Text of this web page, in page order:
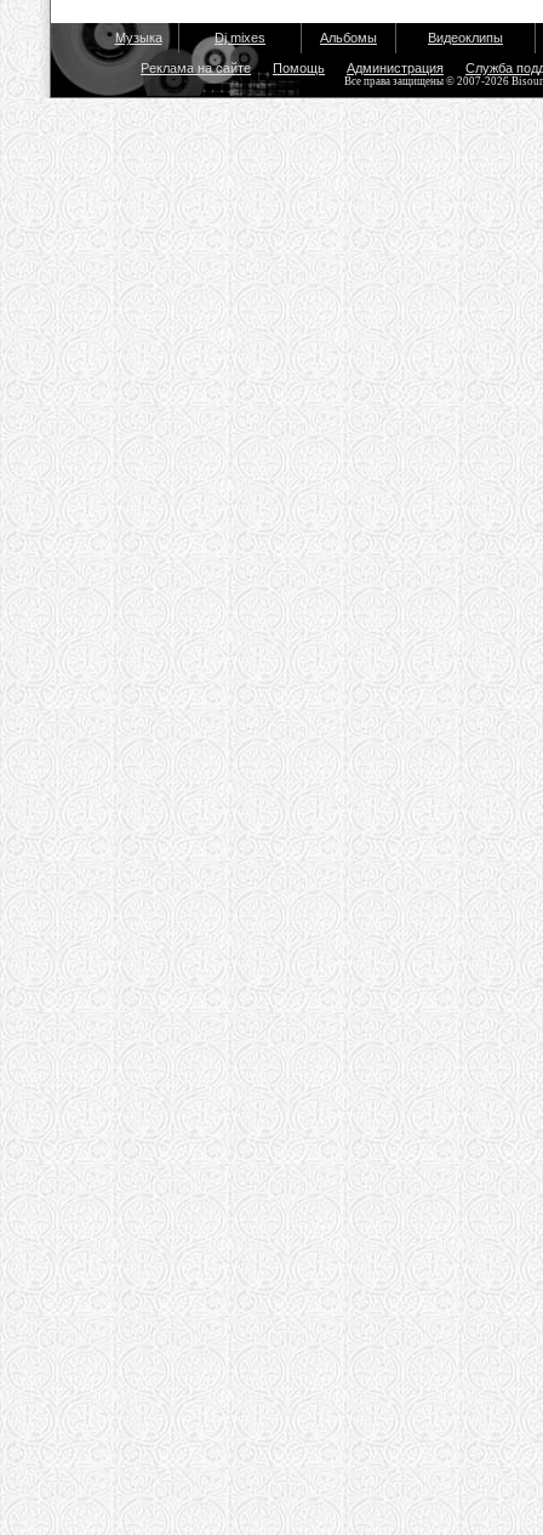
Музыка Dj mixes Альбомы Видеоклипы
Реклама на сайте Помощь Администрация Служба
Все права защищены © 2007-2026